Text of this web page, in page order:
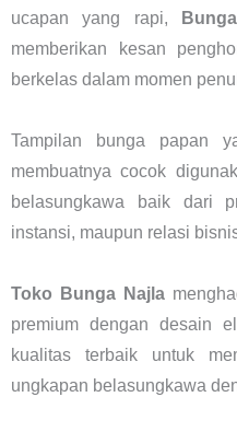
ucapan yang rapi,
memberikan kesan
berkelas dalam momen
Tampilan bunga papan
membuatnya cocok
belasungkawa baik dari
instansi, maupun relasi
Toko Bunga Najla
premium dengan desain
kualitas terbaik untuk
ungkapan belasungkawa